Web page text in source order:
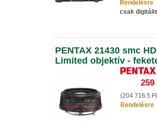
Rendelésre
csak
PENTAX 21430 smc
Limited objektív -
259
(204 716.5
Rendelésre